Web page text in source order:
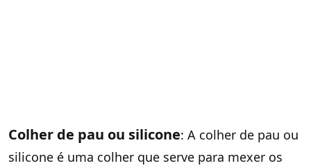
Colher de pau ou silicone: A colher de pau ou
silicone é uma colher que serve para mexer os